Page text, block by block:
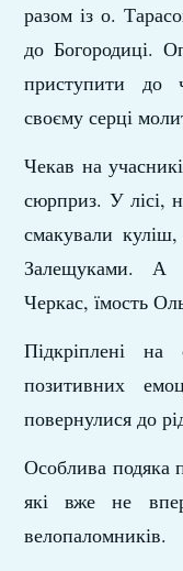
разом із о.
до Богородиці.
приступити до
своєму серці
Чекав на
сюрприз. У лісі,
смакували
Залещуками. А
Черкас, їмость
Підкріплені
позитивних
повернулися до
Особлива подяка
які вже не
велопаломників.